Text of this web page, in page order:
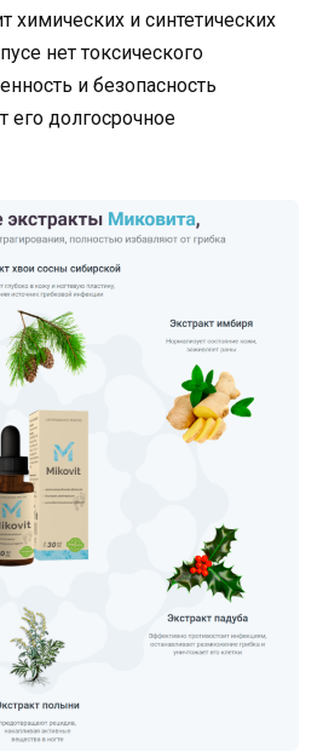
химических и синтетических
нет токсического
и безопасность
его долгосрочное